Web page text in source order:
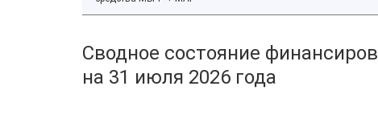
Сводное состояние
на 31 июля 2026 года